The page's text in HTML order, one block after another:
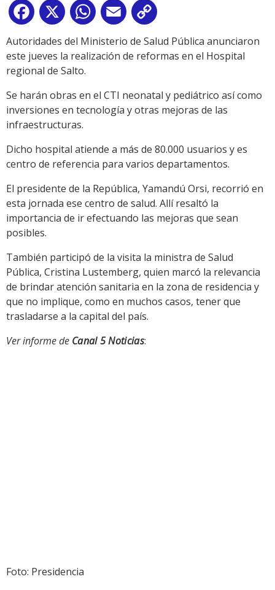
Facebook
X WhatsApp
Email
Link
Autoridades del Ministerio de Salud Pública anunciaron
este jueves la realización de reformas en el Hospital
regional de Salto.
Se harán obras en el CTI neonatal y pediátrico así como
inversiones en tecnología y otras mejoras de las
infraestructuras.
Dicho hospital atiende a más de 80.000 usuarios y es
centro de referencia para varios departamentos.
El presidente de la República, Yamandú Orsi, recorrió en
esta jornada ese centro de salud. Allí resaltó la
importancia de ir efectuando las mejoras que sean
posibles.
También participó de la visita la ministra de Salud
Pública, Cristina Lustemberg, quien marcó la relevancia
de brindar atención sanitaria en la zona de residencia y
que no implique, como en muchos casos, tener que
trasladarse a la capital del país.
Ver informe de Canal 5 Noticias:
Foto: Presidencia